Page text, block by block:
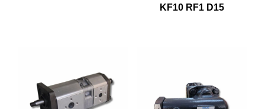
KF10 RF1 D15